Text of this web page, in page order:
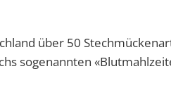
über 50
sogenannten